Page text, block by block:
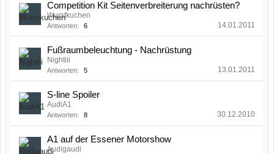
Competition Kit Seitenverbreiterung nachrüsten?
Wurstkuchen
Antworten: 6 14.01.2011
Fußraumbeleuchtung - Nachrüstung
Nightiii
Antworten: 5 13.01.2011
S-line Spoiler
AudiA1
Antworten: 8 30.12.2010
A1 auf der Essener Motorshow
Audigaudi